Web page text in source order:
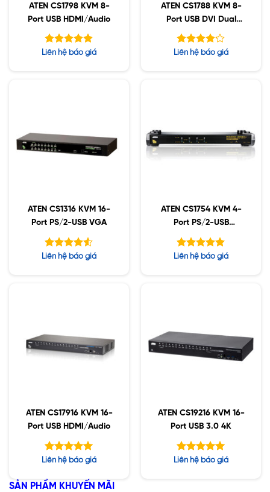
ATEN CS1798 KVM 8-
Port USB HDMI/Audio
Được xếp
Liên hệ báo giá
ATEN CS1788 KVM 8-
Port USB DVI Dual
Link/Audio
Được
Liên hệ báo giá
ATEN CS1316 KVM 16-
Port PS/2-USB VGA
Được xếp
Liên hệ báo giá
ATEN CS1754 KVM 4-
Port PS/2-USB
VGA/Audio
Được xếp
Liên hệ báo giá
ATEN CS17916 KVM 16-
Port USB HDMI/Audio
Được xếp
5 sao
Liên hệ báo giá
ATEN CS19216 KVM 16-
Port USB 3.0 4K
Được xếp
Liên hệ báo giá
SẢN PHẨM KHUYẾN MÃI